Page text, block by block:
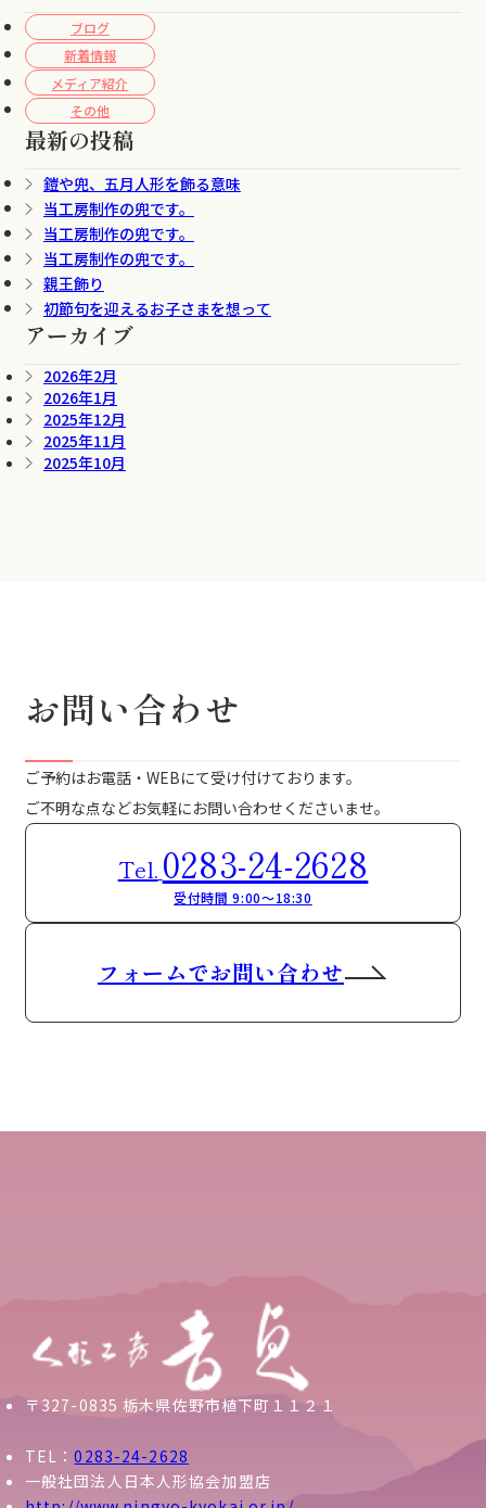
ブログ
新着情報
メディア紹介
その他
最新の投稿
鎧や兜、五月人形を飾る意味
当工房制作の兜です。
当工房制作の兜です。
当工房制作の兜です。
親王飾り
初節句を迎えるお子さまを想って
アーカイブ
2026年2月
2026年1月
2025年12月
2025年11月
2025年10月
お問い合わせ
ご予約はお電話・WEBにて受け付けております。
ご不明な点などお気軽にお問い合わせくださいませ。
Tel. 0283-24-2628
受付時間 9:00～18:30
フォームでお問い合わせ
〒327-0835 栃木県佐野市植下町１１２１
TEL：0283-24-2628
一般社団法人日本人形協会加盟店